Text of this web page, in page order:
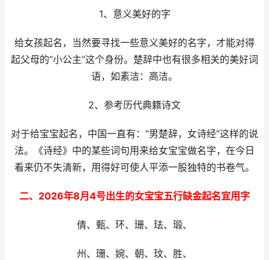
1、意义美好的字
给女孩起名，当然要寻找一些意义美好的名字，才能对得
起父母的“小公主”这个身份。楚辞中也有很多相关的美好词
语，如素洁：高洁。
2、参考历代典籍诗文
对于给宝宝起名，中国一直有：“男楚辞，女诗经”这样的说
法。《诗经》中的某些词句用来给女宝宝做名字，在今日
看来仍不失清新，用得好可使人平添一股独特的书卷气。
二、2026年8月4号出生的女宝宝五行缺金起名宜用字
倩、甄、环、珊、珐、瑖、
州、珊、婉、朝、玟、胜、